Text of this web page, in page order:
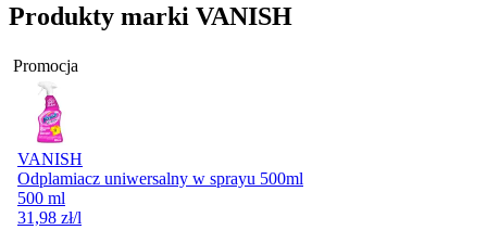
Produkty marki VANISH
Promocja
VANISH
Odplamiacz uniwersalny w sprayu 500ml
500 ml
31,98 zł/l